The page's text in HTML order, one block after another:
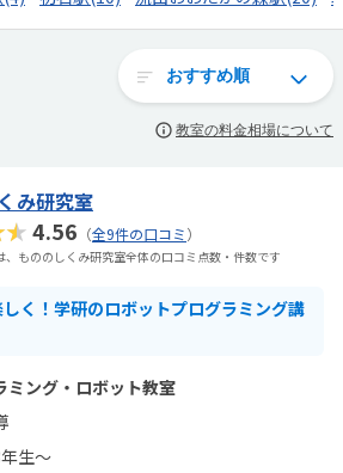
教室の料金相場について
み研究室
4.56 （全9件の口コミ）
もののしくみ研究室全体の口コミ点数・件数です
く！学研のロボットプログラミング講
ミング・ロボット教室
生〜